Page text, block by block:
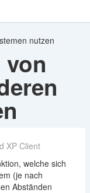
nutzen
XP Client
welche sich
(je nach
Abständen